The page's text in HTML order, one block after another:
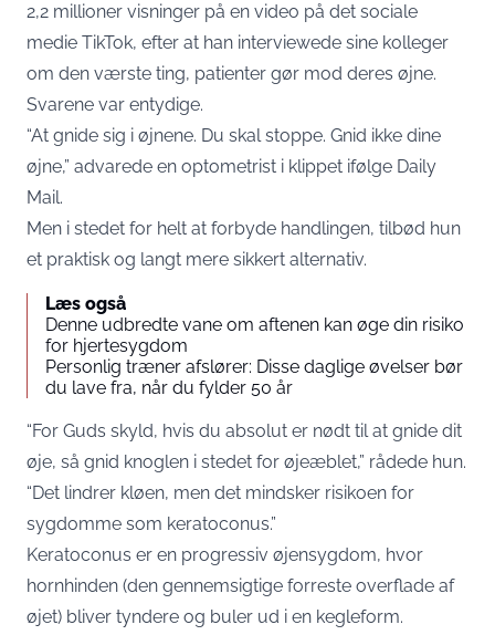
2,2 millioner visninger på en video på det sociale
medie TikTok, efter at han interviewede sine kolleger
om den værste ting, patienter gør mod deres øjne.
Svarene var entydige.
“At gnide sig i øjnene. Du skal stoppe. Gnid ikke dine
øjne,” advarede en optometrist i klippet ifølge Daily
Mail.
Men i stedet for helt at forbyde handlingen, tilbød hun
et praktisk og langt mere sikkert alternativ.
Læs også
Denne udbredte vane om aftenen kan øge din risiko
for hjertesygdom
Personlig træner afslører: Disse daglige øvelser bør
du lave fra, når du fylder 50 år
“For Guds skyld, hvis du absolut er nødt til at gnide dit
øje, så gnid knoglen i stedet for øjeæblet,” rådede hun.
“Det lindrer kløen, men det mindsker risikoen for
sygdomme som keratoconus.”
Keratoconus er en progressiv øjensygdom, hvor
hornhinden (den gennemsigtige forreste overflade af
øjet) bliver tyndere og buler ud i en kegleform.